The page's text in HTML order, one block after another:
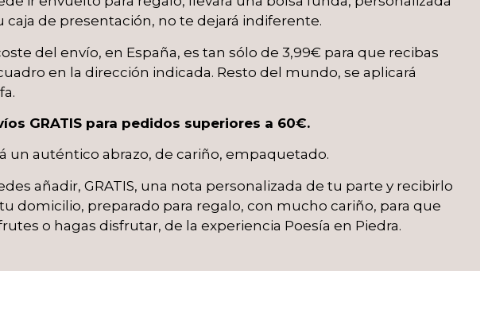
caja de presentación, no te dejará indiferente.
del envío, en España, es tan sólo de 3,99€ para que recibas
en la dirección indicada. Resto del mundo, se aplicará
GRATIS para pedidos superiores a 60€.
un auténtico abrazo, de cariño, empaquetado.
añadir, GRATIS, una nota personalizada de tu parte y recibirlo
domicilio, preparado para regalo, con mucho cariño, para que
o hagas disfrutar, de la experiencia Poesía en Piedra.